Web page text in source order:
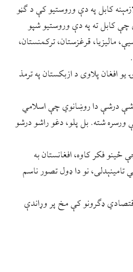
کابل په دې وروستیو کې د ګڼو
چې کابل ته په دې وروستیو شپو
مالیزیا، قرغزستان، ترکمنستان،
افغان پلاوی د ازبکستان په ترمذ
درشې دا روښانوي چې اسلامي
ورسره شته. بل پلو، دغو راشو درشو
ځينو فکر کاوه، افغانستان به
تامینېدلی، نو دا ډول تصور ناسم
ډګرونو کې مخ پر وړاندې